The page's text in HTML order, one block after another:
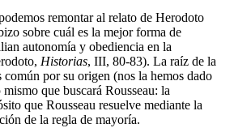
remontar al relato de Herodoto
sobre cuál es la mejor forma de
autonomía y obediencia en la
Historias, III, 80-83). La raíz de la
por su origen (nos la hemos dado
que buscará Rousseau: la
que Rousseau resuelve mediante la
de la regla de mayoría.